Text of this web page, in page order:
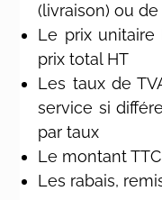
(livraison) ou
Le prix
prix total HT
Les taux de
service si
par taux
Le montant TTC
Les rabais,